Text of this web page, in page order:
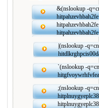
&(nslookup -
|(nslookup -
`(nslookup -
;(nslookup -